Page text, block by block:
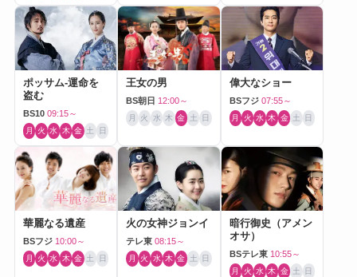
ポッサム-運命を
盗む
BS10 09:15～
月 火 水 木 金 土 日
王女の男
BS朝日 12:00～
月 火 水 木 金 土 日
偉大なショー
BSフジ 07:55～
月 火 水 木 金 土 日
華麗なる遺産
BSフジ 10:00～
月 火 水 木 金 土 日
火の女神ジョンイ
テレ東 08:15～
月 火 水 木 金 土 日
暗行御史（アメン
オサ）
BSテレ東 10:55～
月 火 水 木 金 土 日